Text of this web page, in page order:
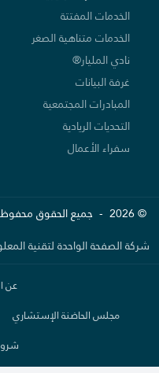
الخدمات المفتتة
الخدمات متناهية الصغر
نادي المليار®
غرفة البيانات
المبادرات المجتمعية
التحديات الريادية
سفراء الأعمال
© 2026 - جميع الحقوق محفوظة, نسخة:1.1.1 - #672
شركة الصفحة الواحدة لتقنية
عن
مجلس الحاضنة الإستشاري